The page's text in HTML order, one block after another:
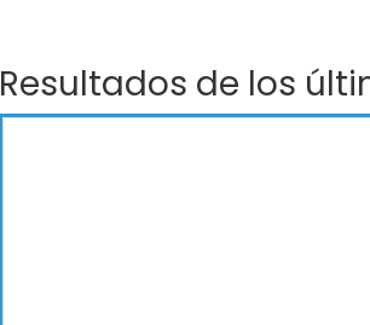
Resultados de los